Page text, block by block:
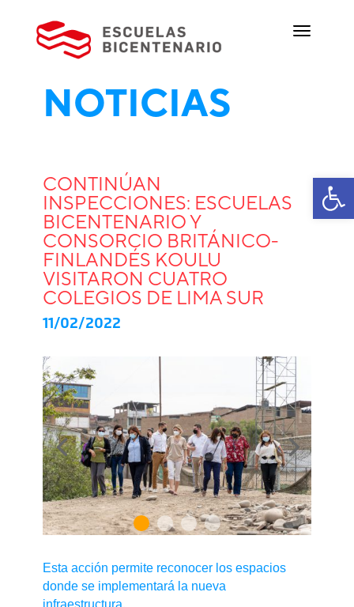
NOTICIAS
CONTINÚAN
INSPECCIONES: ESCUELAS
BICENTENARIO Y
CONSORCIO BRITÁNICO-
FINLANDÉS KOULU
VISITARON CUATRO
COLEGIOS DE LIMA SUR
11/02/2022
Esta acción permite reconocer los espacios
donde se implementará la nueva